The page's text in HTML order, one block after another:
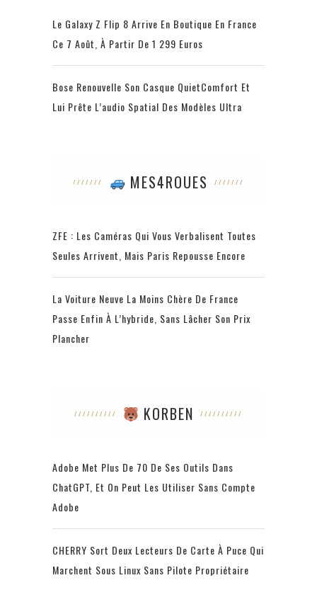
Le Galaxy Z Flip 8 Arrive En Boutique En France
Ce 7 Août, À Partir De 1 299 Euros
Bose Renouvelle Son Casque QuietComfort Et
Lui Prête L’audio Spatial Des Modèles Ultra
MES4ROUES
ZFE : Les Caméras Qui Vous Verbalisent Toutes
Seules Arrivent, Mais Paris Repousse Encore
La Voiture Neuve La Moins Chère De France
Passe Enfin À L’hybride, Sans Lâcher Son Prix
Plancher
KORBEN
Adobe Met Plus De 70 De Ses Outils Dans
ChatGPT, Et On Peut Les Utiliser Sans Compte
Adobe
CHERRY Sort Deux Lecteurs De Carte À Puce Qui
Marchent Sous Linux Sans Pilote Propriétaire